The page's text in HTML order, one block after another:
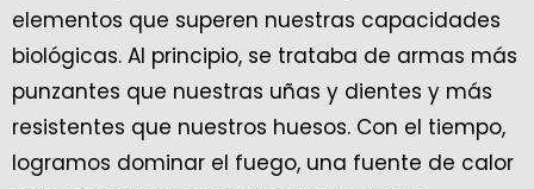
elementos que superen nuestras capacidades
biológicas. Al principio, se trataba de armas más
punzantes que nuestras uñas y dientes y más
resistentes que nuestros huesos. Con el tiempo,
logramos dominar el fuego, una fuente de calor